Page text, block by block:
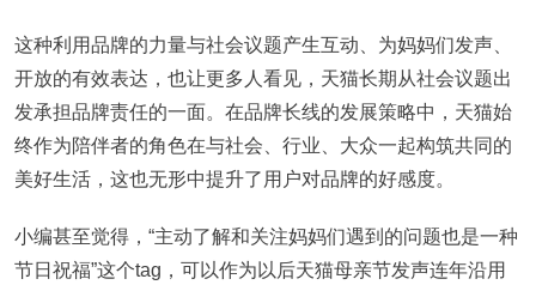
这种利用品牌的力量与社会议题产生互动、为妈妈们发声、
开放的有效表达，也让更多人看见，天猫长期从社会议题出
发承担品牌责任的一面。在品牌长线的发展策略中，天猫始
终作为陪伴者的角色在与社会、行业、大众一起构筑共同的
美好生活，这也无形中提升了用户对品牌的好感度。
小编甚至觉得，“主动了解和关注妈妈们遇到的问题也是一种
节日祝福”这个tag，可以作为以后天猫母亲节发声连年沿用